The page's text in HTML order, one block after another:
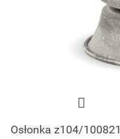
Osłonka z104/100821